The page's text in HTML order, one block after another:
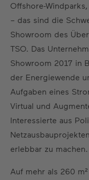
Offshore-
– das sind die
Showroom des
TSO. Das
Showroom 2017 in
der Energiewende
Aufgaben eines
Virtual und
Interessierte aus
erlebbar zu machen.
Auf mehr als 260